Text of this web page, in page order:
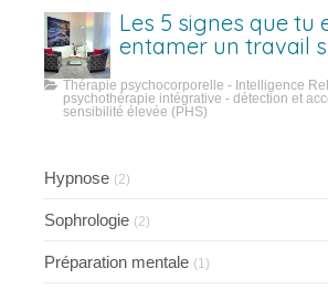
Les 5 signes que tu
entamer un travail
Thérapie psychocorporelle - Intelligence
psychothérapie intégrative - détection et
sensibilité élevée (PHS)
Hypnose (2)
Sophrologie (2)
Préparation mentale (1)